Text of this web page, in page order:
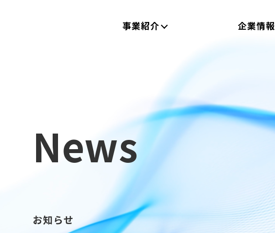
事業紹介 企業情報
News
お知らせ